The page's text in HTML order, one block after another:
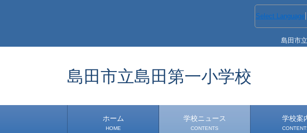
Select Language
島田市
島田市立島田第一小学校
ホーム
HOME
学校ニュース
CONTENTS
学校案